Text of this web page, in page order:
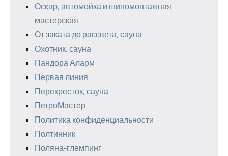
Оскар, автомойка и шиномонтажная
мастерская
От заката до рассвета, сауна
Охотник, сауна
Пандора Аларм
Первая линия
Перекресток, сауна
ПетроМастер
Политика конфиденциальности
Полтинник
Поляна-глемпинг